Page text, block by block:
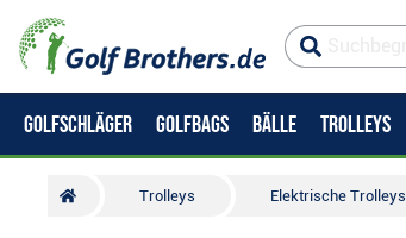
GOLFSCHLÄGER GOLFBAGS BÄLLE TROLLEYS
Trolleys Elektrische Trolleys